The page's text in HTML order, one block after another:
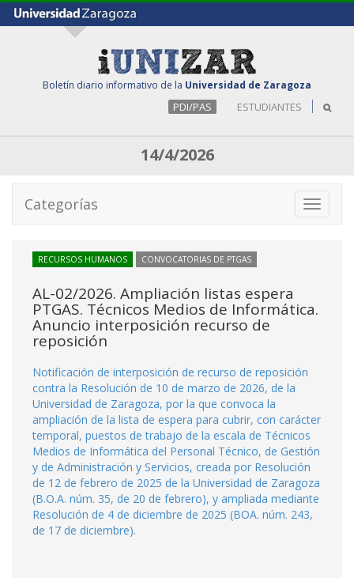
Boletín diario informativo de la Universidad de Zaragoza
PDI/PAS ESTUDIANTES
14/4/2026
Toggle
Categorías
RECURSOS HUMANOS CONVOCATORIAS DE PTGAS
AL-02/2026. Ampliación listas espera
PTGAS. Técnicos Medios de Informática.
Anuncio interposición recurso de
reposición
Notificación de interposición de recurso de reposición
contra la Resolución de 10 de marzo de 2026, de la
Universidad de Zaragoza, por la que convoca la
ampliación de la lista de espera para cubrir, con carácter
temporal, puestos de trabajo de la escala de Técnicos
Medios de Informática del Personal Técnico, de Gestión
y de Administración y Servicios, creada por Resolución
de 12 de febrero de 2025 de la Universidad de Zaragoza
(B.O.A. núm. 35, de 20 de febrero), y ampliada mediante
Resolución de 4 de diciembre de 2025 (BOA. núm. 243,
de 17 de diciembre).